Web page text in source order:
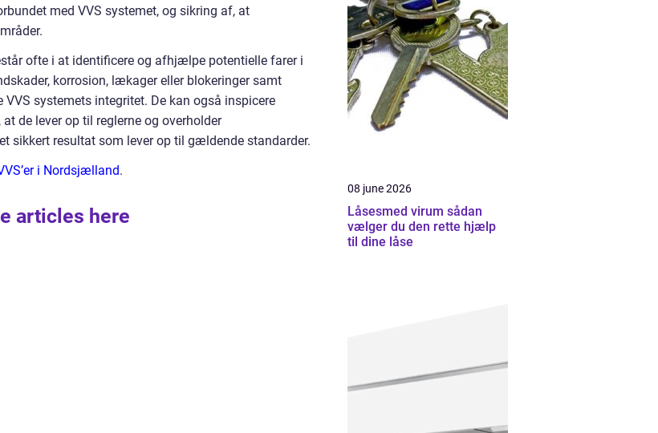
med VVS systemet, og sikring af, at
ofte i at identificere og afhjælpe potentielle farer i
korrosion, lækager eller blokeringer samt
systemets integritet. De kan også inspicere
de lever op til reglerne og overholder
sikkert resultat som lever op til gældende standarder.
i Nordsjælland.
articles here
08 june 2026
Låsesmed virum sådan
vælger du den rette hjælp
til dine låse